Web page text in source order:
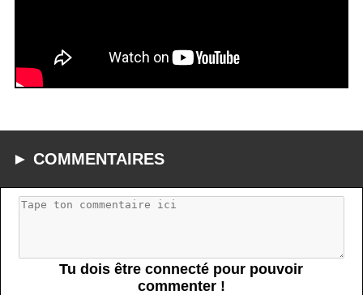
► COMMENTAIRES
Tu dois être connecté pour pouvoir
commenter !